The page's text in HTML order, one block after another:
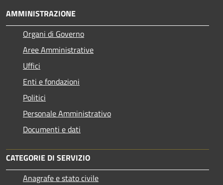
AMMINISTRAZIONE
Organi di Governo
Aree Amministrative
Uffici
Enti e fondazioni
Politici
Personale Amministrativo
Documenti e dati
CATEGORIE DI SERVIZIO
Anagrafe e stato civile